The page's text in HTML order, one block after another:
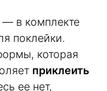
— в комплекте
поклейки.
которая
приклеить
ее нет,